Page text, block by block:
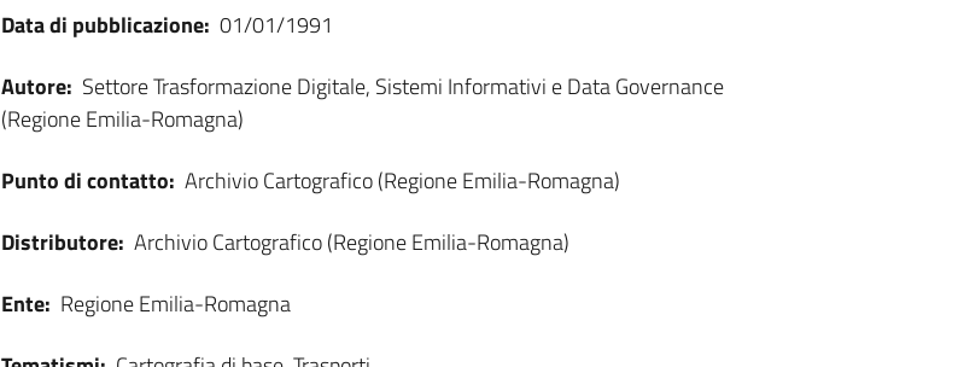
Data di pubblicazione: 01/01/1991
Autore: Settore Trasformazione Digitale, Sistemi Informativi e Data Governance
(Regione Emilia-Romagna)
Punto di contatto: Archivio Cartografico (Regione Emilia-Romagna)
Distributore: Archivio Cartografico (Regione Emilia-Romagna)
Ente: Regione Emilia-Romagna